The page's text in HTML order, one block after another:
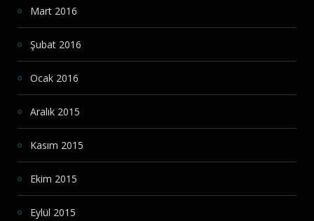
Mart 2016
Şubat 2016
Ocak 2016
Aralık 2015
Kasım 2015
Ekim 2015
Eylül 2015